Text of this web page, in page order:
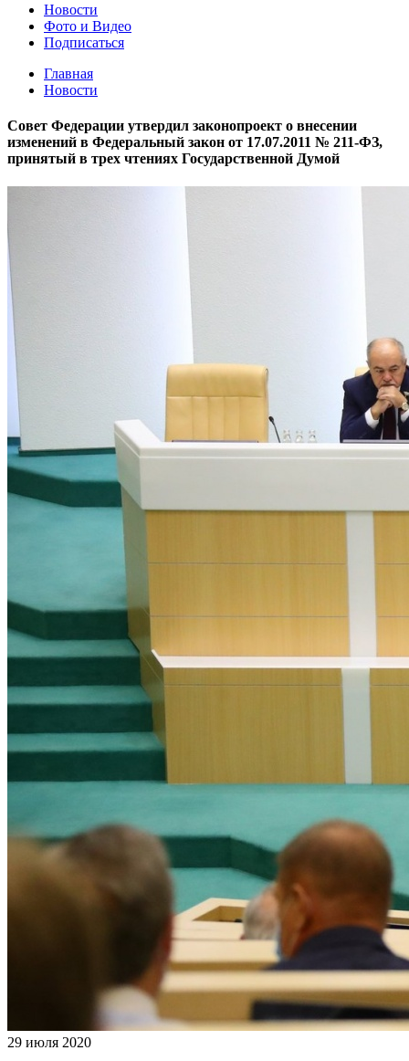
Новости
Фото и Видео
Подписаться
Главная
Новости
Совет Федерации утвердил законопроект о внесении
изменений в Федеральный закон от 17.07.2011 № 211-ФЗ,
принятый в трех чтениях Государственной Думой
29 июля 2020